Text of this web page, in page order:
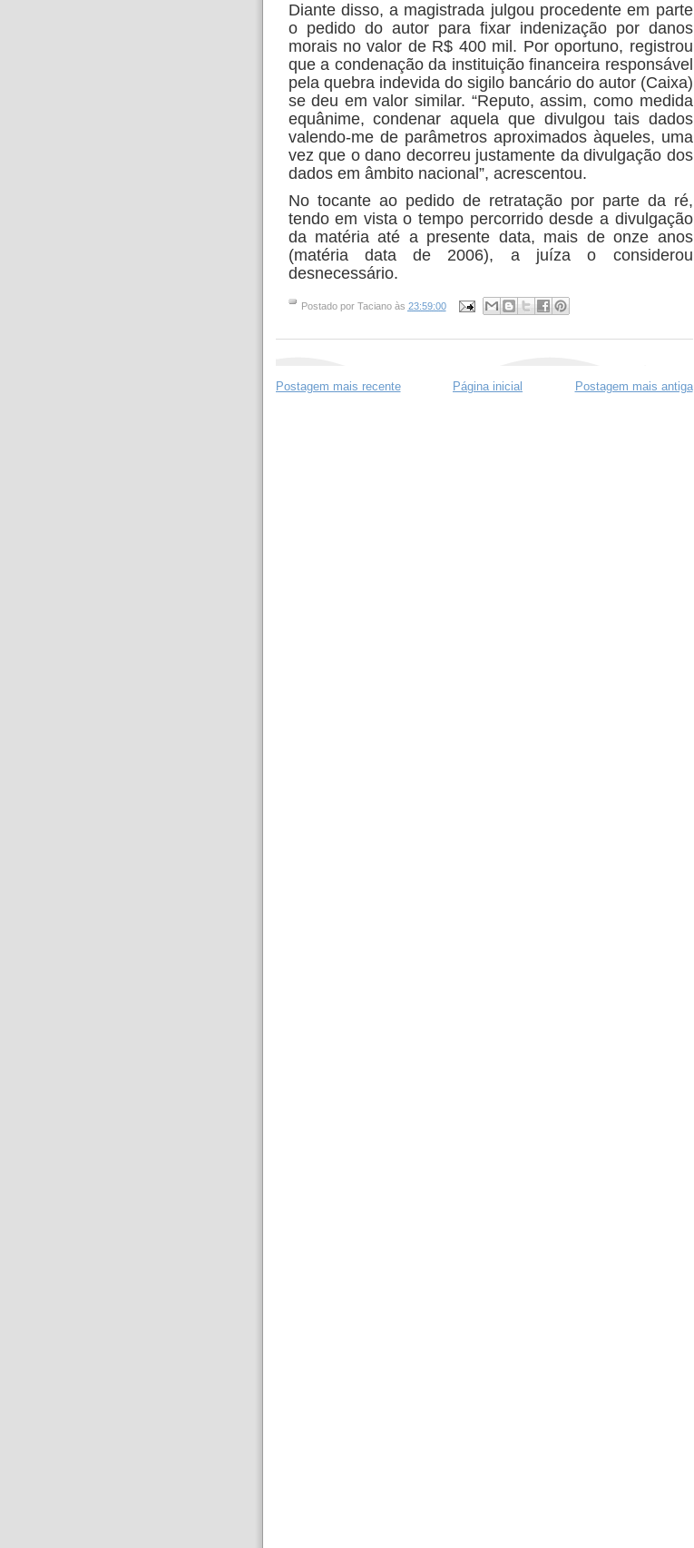
Diante disso, a magistrada julgou procedente em parte
o pedido do autor para fixar indenização por danos
morais no valor de R$ 400 mil. Por oportuno, registrou
que a condenação da instituição financeira responsável
pela quebra indevida do sigilo bancário do autor (Caixa)
se deu em valor similar. “Reputo, assim, como medida
equânime, condenar aquela que divulgou tais dados
valendo-me de parâmetros aproximados àqueles, uma
vez que o dano decorreu justamente da divulgação dos
dados em âmbito nacional”, acrescentou.
No tocante ao pedido de retratação por parte da ré,
tendo em vista o tempo percorrido desde a divulgação
da matéria até a presente data, mais de onze anos
(matéria data de 2006), a juíza o considerou
desnecessário.
Postado por Taciano às 23:59:00
Postagem mais recente Postagem mais antiga
Página inicial